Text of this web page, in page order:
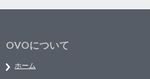
OVOについて
ホーム